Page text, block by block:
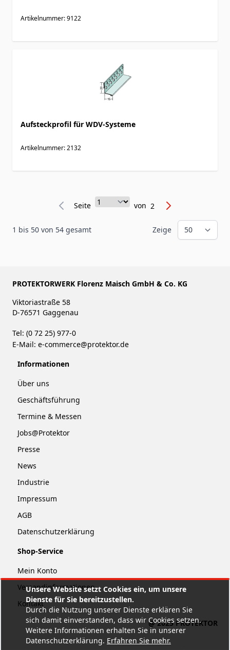
Unsere Website setzt Cookies ein, um unsere
Dienste für Sie bereitzustellen.
Durch die Nutzung unserer Dienste erklären Sie
sich damit einverstanden, dass wir Cookies setzen.
Weitere Informationen erhalten Sie in unserer
Datenschutzerklärung. Erfahren Sie mehr.
Artikelnummer: 9122
Aufsteckprofil für WDV-Systeme
Artikelnummer: 2132
1 bis 50 von 54 gesamt
Seite von Seite
2
Zeige
PROTEKTORWERK Florenz Maisch GmbH & Co. KG
Viktoriastraße 58
D-76571 Gaggenau
Tel: (0 72 25) 977-0
E-Mail: e-commerce@protektor.de
Informationen
Über uns
Geschäftsführung
Termine & Messen
Jobs@Protektor
Presse
News
Industrie
Impressum
AGB
Datenschutzerklärung
Shop-Service
Mein Konto
Versandinformationen
Kontakt
@ 2025 PROTEKTOR